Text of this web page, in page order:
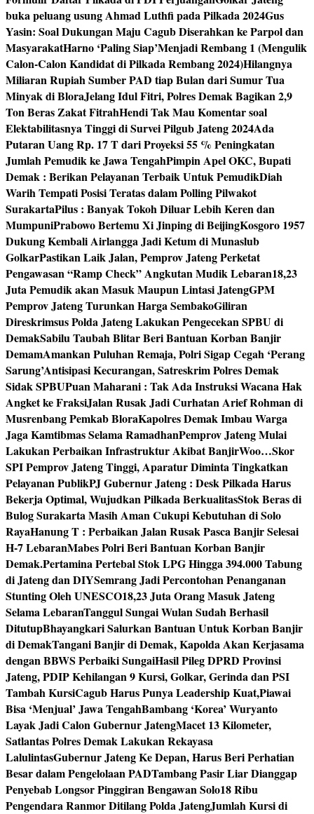
buka peluang usung Ahmad Luthfi pada Pilkada 2024Gus
Yasin: Soal Dukungan Maju Cagub Diserahkan ke Parpol dan
MasyarakatHarno ‘Paling Siap’Menjadi Rembang 1 (Mengulik
Calon-Calon Kandidat di Pilkada Rembang 2024)Hilangnya
Miliaran Rupiah Sumber PAD tiap Bulan dari Sumur Tua
Minyak di BloraJelang Idul Fitri, Polres Demak Bagikan 2,9
Ton Beras Zakat FitrahHendi Tak Mau Komentar soal
Elektabilitasnya Tinggi di Survei Pilgub Jateng 2024Ada
Putaran Uang Rp. 17 T dari Proyeksi 55 % Peningkatan
Jumlah Pemudik ke Jawa TengahPimpin Apel OKC, Bupati
Demak : Berikan Pelayanan Terbaik Untuk PemudikDiah
Warih Tempati Posisi Teratas dalam Polling Pilwakot
SurakartaPilus : Banyak Tokoh Diluar Lebih Keren dan
MumpuniPrabowo Bertemu Xi Jinping di BeijingKosgoro 1957
Dukung Kembali Airlangga Jadi Ketum di Munaslub
GolkarPastikan Laik Jalan, Pemprov Jateng Perketat
Pengawasan “Ramp Check” Angkutan Mudik Lebaran18,23
Juta Pemudik akan Masuk Maupun Lintasi JatengGPM
Pemprov Jateng Turunkan Harga SembakoGiliran
Direskrimsus Polda Jateng Lakukan Pengecekan SPBU di
DemakSabilu Taubah Blitar Beri Bantuan Korban Banjir
DemamAmankan Puluhan Remaja, Polri Sigap Cegah ‘Perang
Sarung’Antisipasi Kecurangan, Satreskrim Polres Demak
Sidak SPBUPuan Maharani : Tak Ada Instruksi Wacana Hak
Angket ke FraksiJalan Rusak Jadi Curhatan Arief Rohman di
Musrenbang Pemkab BloraKapolres Demak Imbau Warga
Jaga Kamtibmas Selama RamadhanPemprov Jateng Mulai
Lakukan Perbaikan Infrastruktur Akibat BanjirWoo…Skor
SPI Pemprov Jateng Tinggi, Aparatur Diminta Tingkatkan
Pelayanan PublikPJ Gubernur Jateng : Desk Pilkada Harus
Bekerja Optimal, Wujudkan Pilkada BerkualitasStok Beras di
Bulog Surakarta Masih Aman Cukupi Kebutuhan di Solo
RayaHanung T : Perbaikan Jalan Rusak Pasca Banjir Selesai
H-7 LebaranMabes Polri Beri Bantuan Korban Banjir
Demak.Pertamina Pertebal Stok LPG Hingga 394.000 Tabung
di Jateng dan DIYSemrang Jadi Percontohan Penanganan
Stunting Oleh UNESCO18,23 Juta Orang Masuk Jateng
Selama LebaranTanggul Sungai Wulan Sudah Berhasil
DitutupBhayangkari Salurkan Bantuan Untuk Korban Banjir
di DemakTangani Banjir di Demak, Kapolda Akan Kerjasama
dengan BBWS Perbaiki SungaiHasil Pileg DPRD Provinsi
Jateng, PDIP Kehilangan 9 Kursi, Golkar, Gerinda dan PSI
Tambah KursiCagub Harus Punya Leadership Kuat,Piawai
Bisa ‘Menjual’ Jawa TengahBambang ‘Korea’ Wuryanto
Layak Jadi Calon Gubernur JatengMacet 13 Kilometer,
Satlantas Polres Demak Lakukan Rekayasa
LalulintasGubernur Jateng Ke Depan, Harus Beri Perhatian
Besar dalam Pengelolaan PADTambang Pasir Liar Dianggap
Penyebab Longsor Pinggiran Bengawan Solo18 Ribu
Pengendara Ranmor Ditilang Polda JatengJumlah Kursi di